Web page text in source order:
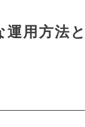
運用方法